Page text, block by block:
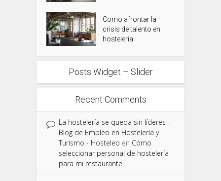
Como afrontar la
crisis de talento en
hostelería
Posts Widget – Slider
Recent Comments
La hostelería se queda sin líderes -
Blog de Empleo en Hostelería y
Turismo - Hosteleo en Cómo
seleccionar personal de hostelería
para mi restaurante